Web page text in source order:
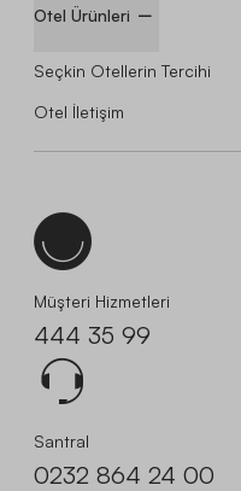
Otel Ürünleri
Seçkin Otellerin Tercihi
Otel İletişim
Müşteri Hizmetleri
444 35 99
Santral
0232 864 24 00